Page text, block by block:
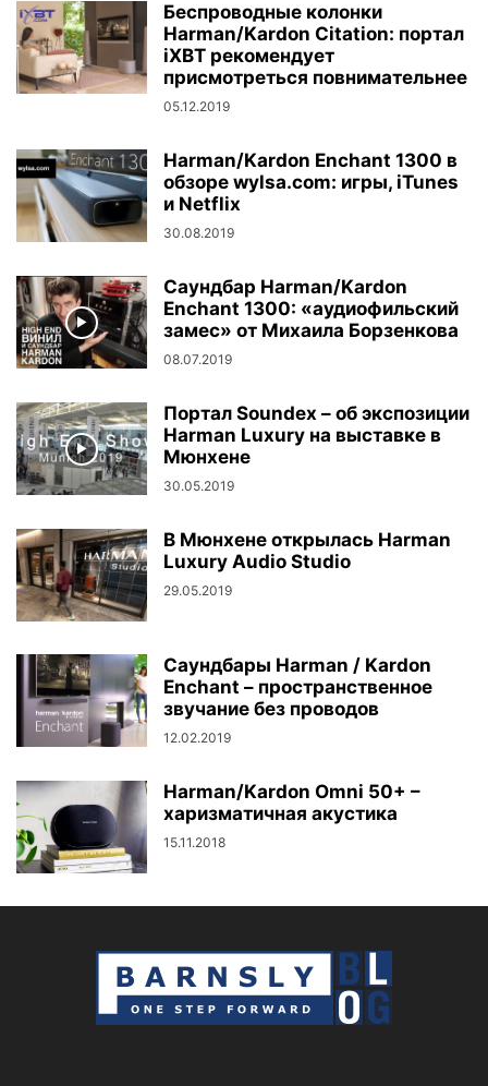
Беспроводные колонки
Harman/Kardon Citation: портал
iXBT рекомендует
присмотреться повнимательнее
05.12.2019
Harman/Kardon Enchant 1300 в
обзоре wylsa.com: игры, iTunes
и Netflix
30.08.2019
Саундбар Harman/Kardon
Enchant 1300: «аудиофильский
замес» от Михаила Борзенкова
08.07.2019
Портал Soundex – об экспозиции
Harman Luxury на выставке в
Мюнхене
30.05.2019
В Мюнхене открылась Harman
Luxury Audio Studio
29.05.2019
Саундбары Harman / Kardon
Enchant – пространственное
звучание без проводов
12.02.2019
Harman/Kardon Omni 50+ –
харизматичная акустика
15.11.2018